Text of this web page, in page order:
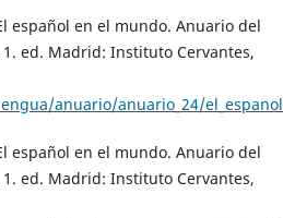
español en el mundo. Anuario del
ed. Madrid: Instituto Cervantes,
anuario/anuario_24/
español en el mundo. Anuario del
ed. Madrid: Instituto Cervantes,